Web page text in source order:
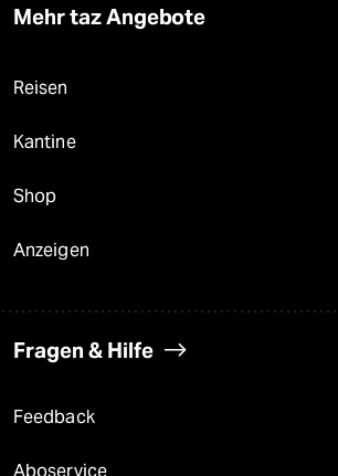
Mehr taz Angebote
Reisen
Kantine
Shop
Anzeigen
Fragen & Hilfe
Feedback
Aboservice